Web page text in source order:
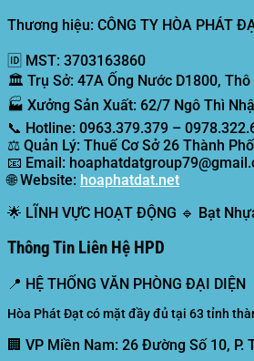
Thương hiệu: CÔNG TY HÒA PHÁT
🆔 MST: 3703163860
🏛️ Trụ Sở: 47A Ống Nước D1800,
🏭 Xưởng Sản Xuất: 62/7 Ngô Thì
📞 Hotline: 0963.379.379 –
⚖️ Quản Lý: Thuế Cơ Sở 26 Thành
📧 Email:
🌐Website: hoaphatdat.net
🌟 LĨNH VỰC HOẠT ĐỘNG 🔹 Bạt
Thông Tin Liên Hệ HPD
📍 HỆ THỐNG VĂN PHÒNG ĐẠI DIỆN
Hòa Phát Đạt có mặt đầy đủ tại 63 tỉnh
🏢 VP Miền Nam: 26 Đường Số 10, P.